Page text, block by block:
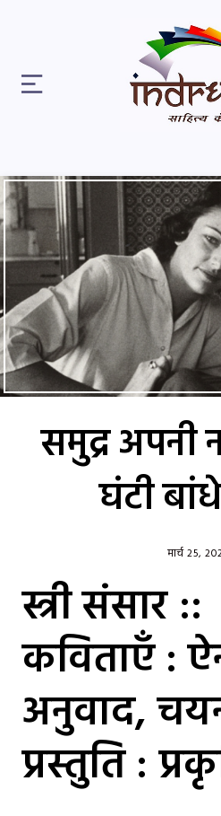
समुद्र अपनी
घंटी
मार्च 25,
स्त्री संसार ::
कविताएँ :
अनुवाद,
प्रस्तुति :